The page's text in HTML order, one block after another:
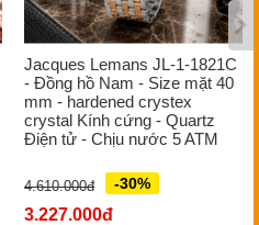
Jacques Lemans JL-1-1821C
- Đồng hồ Nam - Size mặt 40
mm - hardened crystex
crystal Kính cứng - Quartz
Điện tử - Chịu nước 5 ATM
4.610.000đ -30%
3.227.000đ